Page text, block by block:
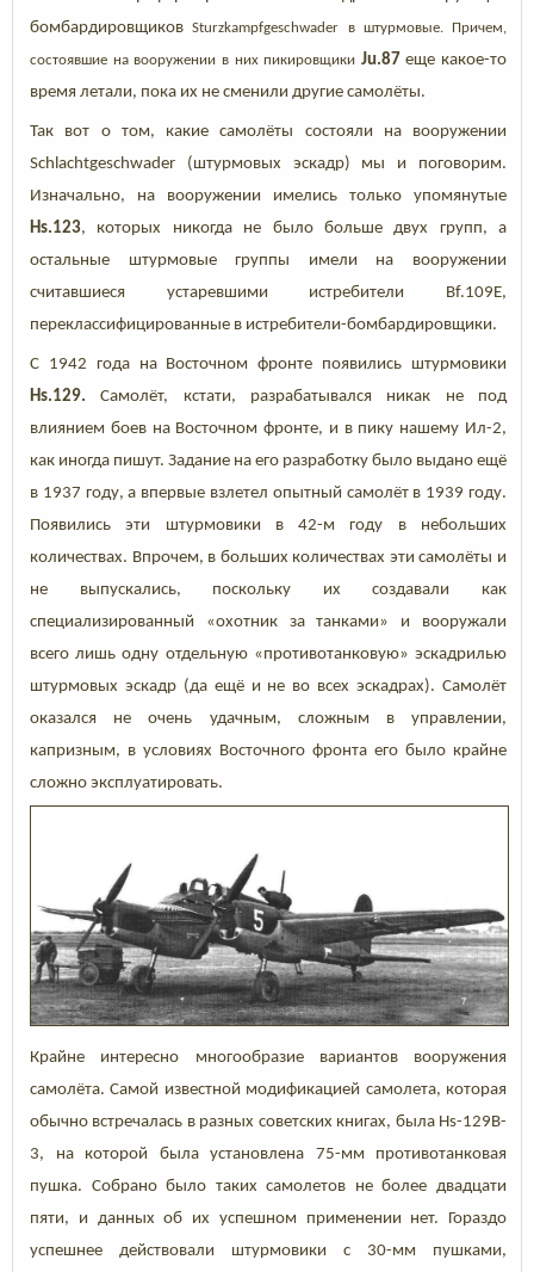
бомбардировщиковSturzkampfgeschwader в штурмовые. Причем,
состоявшие на вооружении в них пикировщики Ju.87еще какое-то
время летали, пока их не сменили другие самолёты.
Так вот о том, какие самолёты состояли на вооружении
Schlachtgeschwader (штурмовых эскадр) мы и поговорим.
Изначально, на вооружении имелись только упомянутые
Hs.123, которых никогда не было больше двух групп, а
остальные штурмовые группы имели на вооружении
считавшиеся устаревшими истребители Bf.109E,
переклассифицированные в истребители-бомбардировщики.
С 1942 года на Восточном фронте появились штурмовики
Hs.129.Самолёт, кстати, разрабатывался никак не под
влиянием боев на Восточном фронте, и в пику нашему Ил-2,
как иногда пишут. Задание на его разработку было выдано ещё
в 1937 году, а впервые взлетел опытный самолёт в 1939 году.
Появились эти штурмовики в 42-м году в небольших
количествах. Впрочем, в больших количествах эти самолёты и
не выпускались, поскольку их создавали как
специализированный «охотник за танками» и вооружали
всего лишь одну отдельную «противотанковую» эскадрилью
штурмовых эскадр (да ещё и не во всех эскадрах). Самолёт
оказался не очень удачным, сложным в управлении,
капризным, в условиях Восточного фронта его было крайне
сложно эксплуатировать.
Крайне интересно многообразие вариантов вооружения
самолёта. Самой известной модификацией самолета, которая
обычно встречалась в разных советских книгах, была Hs-129B-
3, на которой была установлена 75-мм противотанковая
пушка. Собрано было таких самолетов не более двадцати
пяти, и данных об их успешном применении нет. Гораздо
успешнее действовали штурмовики с 30-мм пушками,